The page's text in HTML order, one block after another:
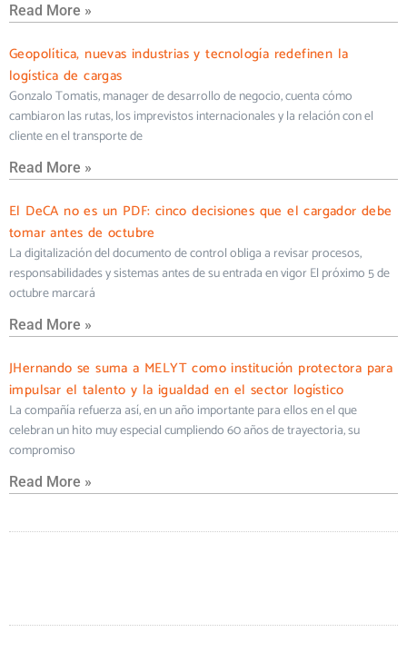
Read More »
Geopolítica, nuevas industrias y tecnología redefinen la
logística de cargas
Gonzalo Tomatis, manager de desarrollo de negocio, cuenta cómo
cambiaron las rutas, los imprevistos internacionales y la relación con el
cliente en el transporte de
Read More »
El DeCA no es un PDF: cinco decisiones que el cargador debe
tomar antes de octubre
La digitalización del documento de control obliga a revisar procesos,
responsabilidades y sistemas antes de su entrada en vigor El próximo 5 de
octubre marcará
Read More »
JHernando se suma a MELYT como institución protectora para
impulsar el talento y la igualdad en el sector logístico
La compañía refuerza así, en un año importante para ellos en el que
celebran un hito muy especial cumpliendo 60 años de trayectoria, su
compromiso
Read More »